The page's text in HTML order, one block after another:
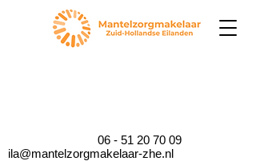
06 - 51 20 70 09
ila@mantelzorgmakelaar-zhe.nl